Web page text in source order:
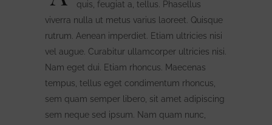
quis, feugiat a, tellus. Phasellus
viverra nulla ut metus varius laoreet. Quisque
rutrum. Aenean imperdiet. Etiam ultricies nisi
vel augue. Curabitur ullamcorper ultricies nisi.
Nam eget dui. Etiam rhoncus. Maecenas
tempus, tellus eget condimentum rhoncus,
sem quam semper libero, sit amet adipiscing
sem neque sed ipsum. Nam quam nunc,